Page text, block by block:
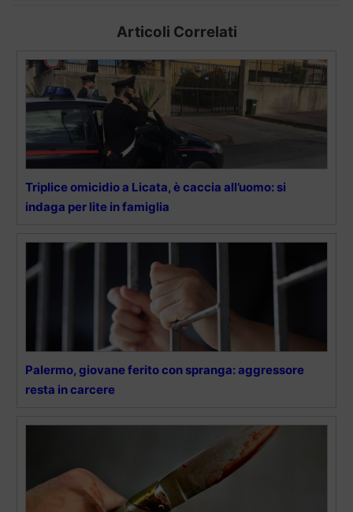
Articoli Correlati
Triplice omicidio a Licata, è caccia all’uomo: si
indaga per lite in famiglia
Palermo, giovane ferito con spranga: aggressore
resta in carcere